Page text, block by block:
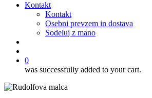
Kontakt
Kontakt
Osebni prevzem in dostava
Sodeluj z mano
0
was successfully added to your cart.